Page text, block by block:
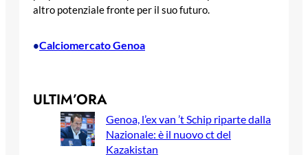
altro potenziale fronte per il suo futuro.
•Calciomercato Genoa
ULTIM’ORA
Genoa, l’ex van ’t Schip riparte dalla
Nazionale: è il nuovo ct del
Kazakistan